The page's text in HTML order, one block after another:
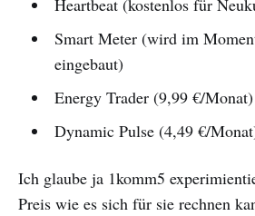
Heartbeat (kostenlos für
Smart Meter (wird im
eingebaut)
Energy Trader (9,99 €/Monat)
Dynamic Pulse (4,49 €/
Ich glaube ja 1komm5
Preis wie es sich für sie rechnen